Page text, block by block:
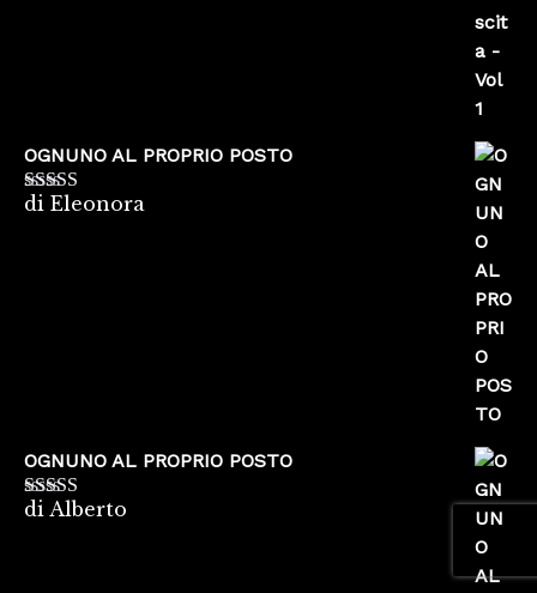
OGNUNO AL PROPRIO POSTO
Valutato5su
di Eleonora
OGNUNO AL PROPRIO POSTO
Valutato5su
di Alberto